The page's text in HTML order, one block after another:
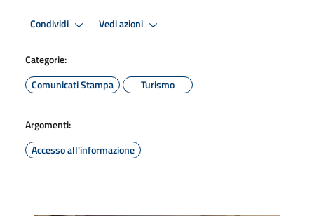
Condividi Vedi azioni
Categorie:
Comunicati Stampa
Turismo
Argomenti:
Accesso all'informazione